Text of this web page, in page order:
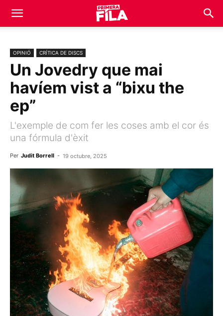
OPINIÓ CRÍTICA DE DISCS
Un Jovedry que mai
havíem vist a “bixu the
ep”
L'exemple de com fer les coses amb el cor és
una fórmula d'èxit
Per Judit Borrell - 19 octubre, 2025